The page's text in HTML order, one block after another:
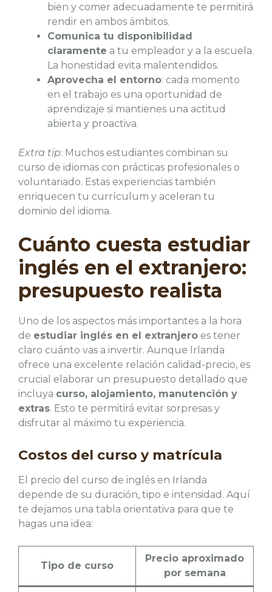
bien y comer adecuadamente te permitirá
rendir en ambos ámbitos.
Comunica tu disponibilidad
claramente a tu empleador y a la escuela.
La honestidad evita malentendidos.
Aprovecha el entorno: cada momento
en el trabajo es una oportunidad de
aprendizaje si mantienes una actitud
abierta y proactiva.
Extra tip: Muchos estudiantes combinan su
curso de idiomas con prácticas profesionales o
voluntariado. Estas experiencias también
enriquecen tu currículum y aceleran tu
dominio del idioma.
Cuánto cuesta estudiar
inglés en el extranjero:
presupuesto realista
Uno de los aspectos más importantes a la hora
de estudiar inglés en el extranjero es tener
claro cuánto vas a invertir. Aunque Irlanda
ofrece una excelente relación calidad-precio, es
crucial elaborar un presupuesto detallado que
incluya curso, alojamiento, manutención y
extras. Esto te permitirá evitar sorpresas y
disfrutar al máximo tu experiencia.
Costos del curso y matrícula
El precio del curso de inglés en Irlanda
depende de su duración, tipo e intensidad. Aquí
te dejamos una tabla orientativa para que te
hagas una idea:
Tipo de curso
Precio aproximado
por semana